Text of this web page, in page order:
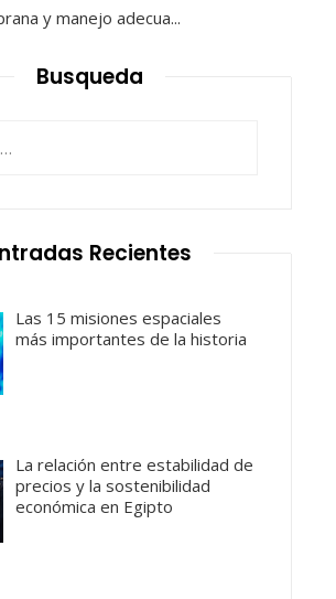
y manejo adecua...
Busqueda
Recientes
Las 15 misiones espaciales
más importantes de la historia
La relación entre estabilidad de
precios y la sostenibilidad
económica en Egipto